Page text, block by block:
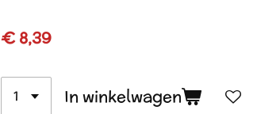
€ 8,39
In winkelwagen